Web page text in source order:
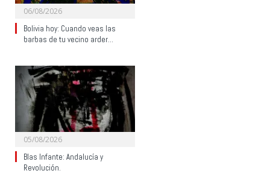
06/08/2026
Bolivia hoy: Cuando veas las
barbas de tu vecino arder…
05/08/2026
Blas Infante: Andalucía y
Revolución.